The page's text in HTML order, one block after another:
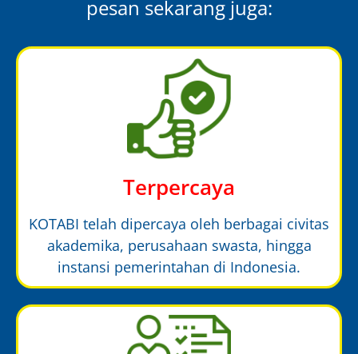
pesan sekarang juga:
Terpercaya
KOTABI telah dipercaya oleh berbagai civitas
akademika, perusahaan swasta, hingga
instansi pemerintahan di Indonesia.